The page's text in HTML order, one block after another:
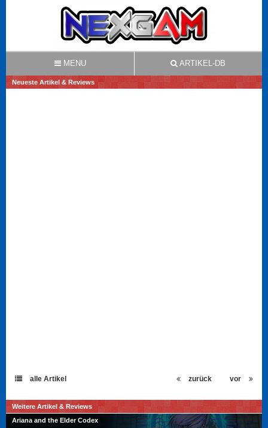
MENU ARTIKEL-DB
Neueste Artikel & Reviews
alle Artikel vor
zurück
Weitere Artikel & Reviews
Ariana and the Elder Codex